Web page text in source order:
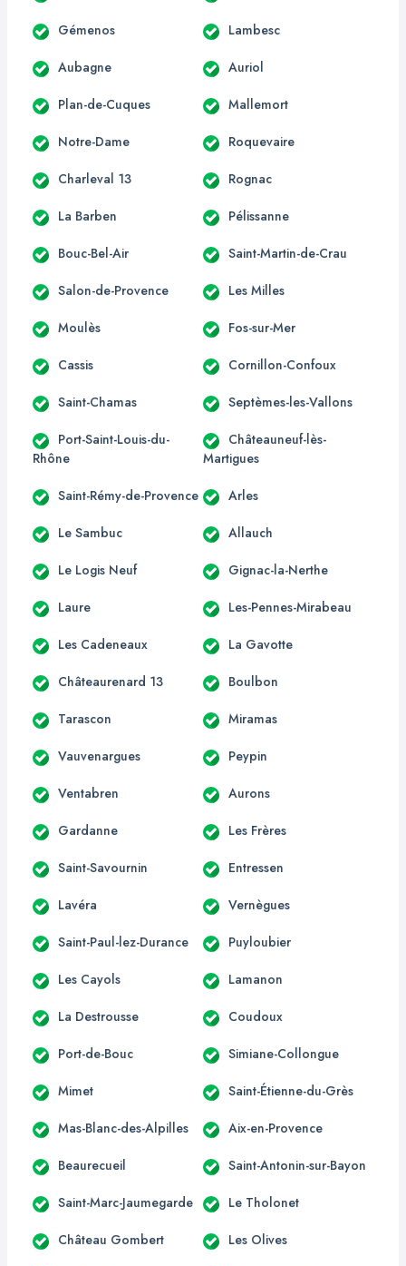
Gémenos Lambesc
Aubagne Auriol
Plan-de-Cuques Mallemort
Notre-Dame Roquevaire
Charleval 13 Rognac
La Barben Pélissanne
Bouc-Bel-Air Saint-Martin-de-Crau
Salon-de-Provence Les Milles
Moulès Fos-sur-Mer
Cassis Cornillon-Confoux
Saint-Chamas Septèmes-les-Vallons
Port-Saint-Louis-du-
Rhône
Châteauneuf-lès-
Martigues
Saint-Rémy-de-Provence Arles
Le Sambuc Allauch
Le Logis Neuf Gignac-la-Nerthe
Laure Les-Pennes-Mirabeau
Les Cadeneaux La Gavotte
Châteaurenard 13 Boulbon
Tarascon Miramas
Vauvenargues Peypin
Ventabren Aurons
Gardanne Les Frères
Saint-Savournin Entressen
Lavéra Vernègues
Saint-Paul-lez-Durance Puyloubier
Les Cayols Lamanon
La Destrousse Coudoux
Port-de-Bouc Simiane-Collongue
Mimet Saint-Étienne-du-Grès
Mas-Blanc-des-Alpilles Aix-en-Provence
Beaurecueil Saint-Antonin-sur-Bayon
Saint-Marc-Jaumegarde Le Tholonet
Château Gombert Les Olives